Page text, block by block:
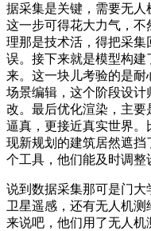
据采集是关键，需要无人
这一步可得花大力气，
理那是技术活，得把采
误。接下来就是模型构建
来。这一块儿考验的是
场景编辑，这个阶段设计
改。最后优化渲染，主
逼真，更接近真实世界
现新规划的建筑居然遮
个工具，他们能及时调整
说到数据采集那可是门大
卫星遥感，还有无人机测
来说吧，他们用了无人机